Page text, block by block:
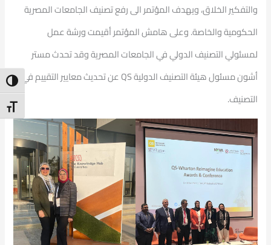
والتفكير الخلاق، ويهدف المؤتمر الى رفع تصنيف الجامعات المصرية
الحكومية والخاصة. وعلى هامش المؤتمر أقيمت ورشة عمل
لمسئولي التصنيف الدولي في الجامعات المصرية وقد تحدث مستر
أشون مسئول هيئة التصنيف الدولية QS عن تحديث معايير التقييم في
التصنيف.